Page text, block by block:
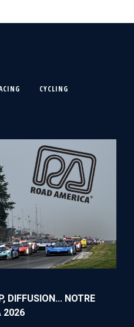
CYCLING
DIFFUSION... NOTRE
2026